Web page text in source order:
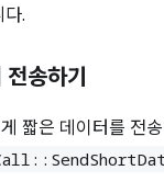
.
전송하기
짧은 데이터를 전
::